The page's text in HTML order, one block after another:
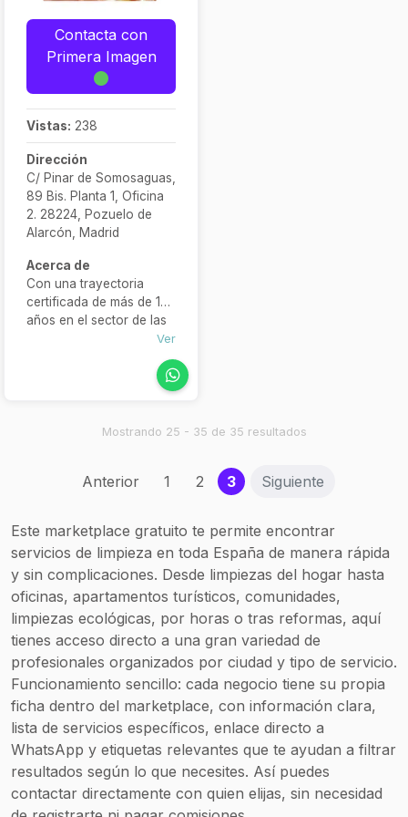
24/7 y
presupuestos
inmediatos en
espacios sin
amueblar
(<140 m²)
Contacto por
WhatsApp: +34
604 347 040 /
+34 603 123 909
Contacta con
Primera Imagen
Vistas: 238
Dirección
C/ Pinar de Somosaguas,
89 Bis. Planta 1, Oficina
2. 28224, Pozuelo de
Alarcón, Madrid
Acerca de
Con una trayectoria
certificada de más de 13
años en el sector de las
vanguardia aportando el
expertos en hacer la vida
cómo optimizar su
tiempo. Prestamos
nuestros servicios a
empresas, tanto privadas
como públicas,
particulares,
comunidades y diversos
servicios exclusivos.
Ver
Mostrando 25 - 35 de 35 resultados
Anterior 1 2 3(current)
Siguiente
Este marketplace gratuito te permite encontrar
servicios de limpieza en toda España de manera rápida
y sin complicaciones. Desde limpiezas del hogar hasta
oficinas, apartamentos turísticos, comunidades,
limpiezas ecológicas, por horas o tras reformas, aquí
tienes acceso directo a una gran variedad de
profesionales organizados por ciudad y tipo de servicio.
Funcionamiento sencillo: cada negocio tiene su propia
ficha dentro del marketplace, con información clara,
lista de servicios específicos, enlace directo a
WhatsApp y etiquetas relevantes que te ayudan a filtrar
resultados según lo que necesites. Así puedes
contactar directamente con quien elijas, sin necesidad